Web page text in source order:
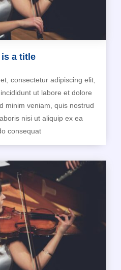
is a title
consectetur adipiscing elit,
ut labore et dolore
minim veniam, quis nostrud
nisi ut aliquip ex ea
consequat